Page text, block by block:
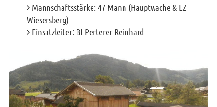
Home
Kontakt
Sitemap
RSS News
Links
Datenschutz
Mannschaftsstärke: 47 Mann (Hauptwache & LZ
Wiesersberg)
Einsatzleiter: BI Perterer Reinhard